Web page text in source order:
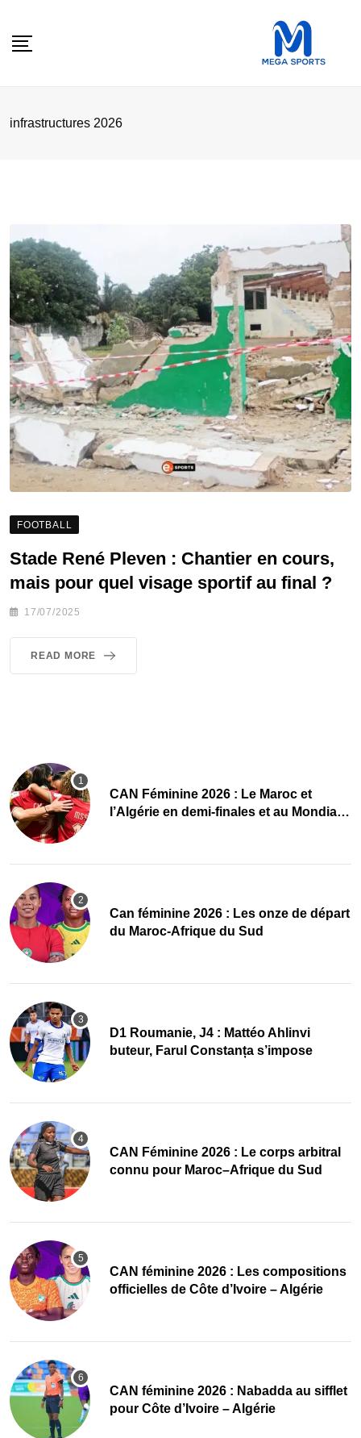
infrastructures 2026
FOOTBALL
Stade René Pleven : Chantier en cours,
mais pour quel visage sportif au final ?
17/07/2025
READ MORE
CAN Féminine 2026 : Le Maroc et
l’Algérie en demi-finales et au Mondial
‎Can féminine 2026 : Les onze de départ
du Maroc-Afrique du Sud
D1 Roumanie, J4 : Mattéo Ahlinvi
buteur, Farul Constanța s’impose
‎CAN Féminine 2026 : Le corps arbitral
connu pour Maroc–Afrique du Sud
‎CAN féminine 2026 : Les compositions
officielles de Côte d’Ivoire – Algérie
‎CAN féminine 2026 : Nabadda au sifflet
pour Côte d’Ivoire – Algérie